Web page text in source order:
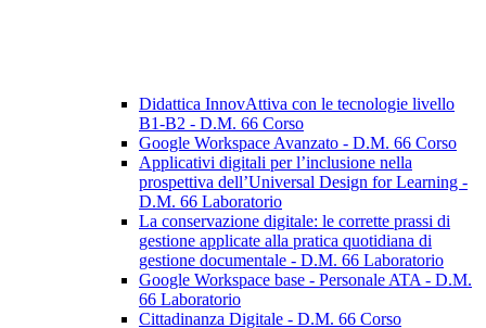
Didattica InnovAttiva con le tecnologie livello
B1-B2 - D.M. 66 Corso
Google Workspace Avanzato - D.M. 66 Corso
Applicativi digitali per l’inclusione nella
prospettiva dell’Universal Design for Learning -
D.M. 66 Laboratorio
La conservazione digitale: le corrette prassi di
gestione applicate alla pratica quotidiana di
gestione documentale - D.M. 66 Laboratorio
Google Workspace base - Personale ATA - D.M.
66 Laboratorio
Cittadinanza Digitale - D.M. 66 Corso